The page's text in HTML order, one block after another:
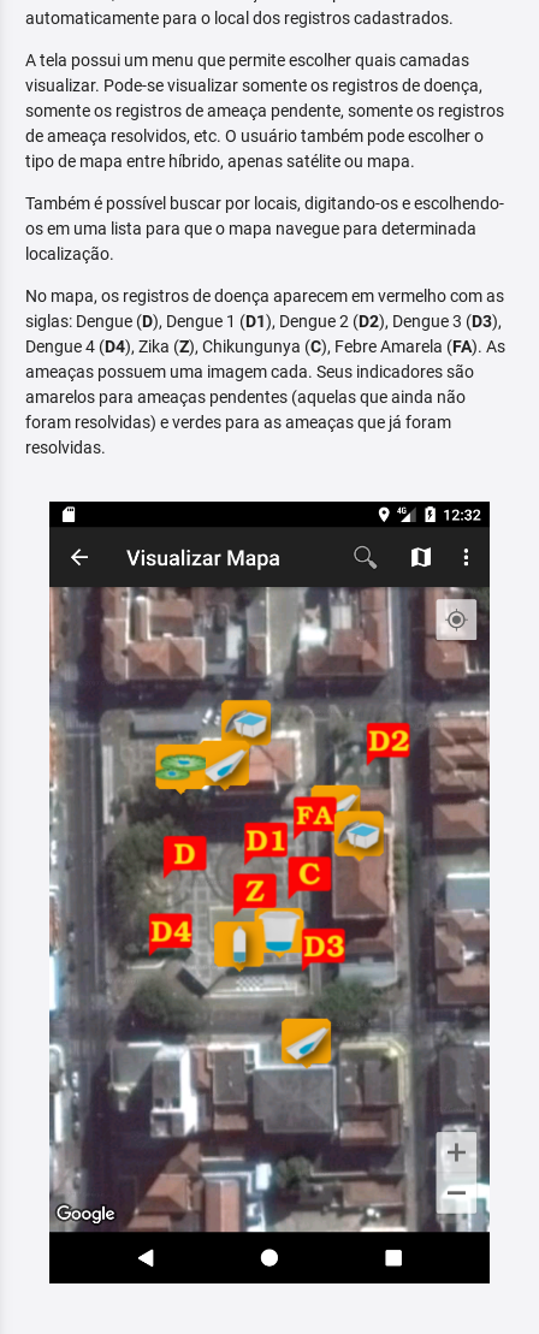
automaticamente para o local dos registros cadastrados.
A tela possui um menu que permite escolher quais camadas
visualizar. Pode-se visualizar somente os registros de doença,
somente os registros de ameaça pendente, somente os registros
de ameaça resolvidos, etc. O usuário também pode escolher o
tipo de mapa entre híbrido, apenas satélite ou mapa.
Também é possível buscar por locais, digitando-os e escolhendo-
os em uma lista para que o mapa navegue para determinada
localização.
No mapa, os registros de doença aparecem em vermelho com as
siglas: Dengue (D), Dengue 1 (D1), Dengue 2 (D2), Dengue 3 (D3),
Dengue 4 (D4), Zika (Z), Chikungunya (C), Febre Amarela (FA). As
ameaças possuem uma imagem cada. Seus indicadores são
amarelos para ameaças pendentes (aquelas que ainda não
foram resolvidas) e verdes para as ameaças que já foram
resolvidas.